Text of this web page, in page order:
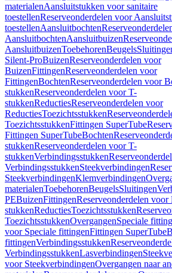
materialenAansluitstukken voor sanitaire
toestellenReserveonderdelen voor
toestellenAansluitbochten
AansluitbochtenAansluitbuizen
AansluitbuizenToebehorenBeugels
Silent-ProBuizenReserveonderdelen voor
BuizenFittingenReserveonderdelen voor
FittingenBochtenReserveonderdelen voor
stukkenReserveonderdelen voor T-
stukkenReductiesReserveonderdelen voor
ReductiesToezichtsstukken
ToezichtsstukkenFittingen SuperTube
Fittingen SuperTubeBochten
stukkenReserveonderdelen voor T-
stukkenVerbindingsstukken
VerbindingsstukkenSteekverbindingen
SteekverbindingenKlemverbindingen
materialenToebehorenBeugelsSluitingen
PEBuizenFittingenReserveonderdelen voor
stukkenReductiesToezichtsstukken
ToezichtsstukkenOvergangenSpeciale
voor Speciale fittingenFittingen SuperTube
fittingenVerbindingsstukken
VerbindingsstukkenLasverbindingen
voor SteekverbindingenOvergangen naar